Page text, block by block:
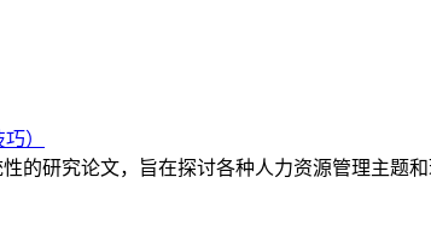
）
的研究论文，旨在探讨各种人力资源管理主题